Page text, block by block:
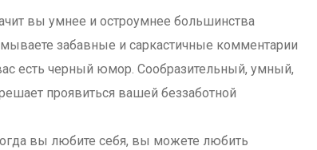
вы умнее и остроумнее большинства
забавные и саркастичные комментарии
есть черный юмор. Сообразительный, умный,
проявиться вашей беззаботной
вы любите себя, вы можете любить